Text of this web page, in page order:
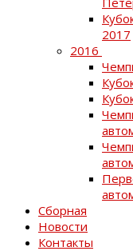
2017
2016
Сборная
Новости
Контакты